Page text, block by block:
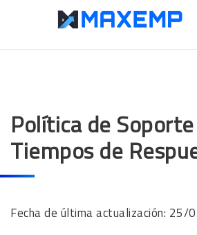
Política de
Tiempos de
Fecha de última actualización: 25/